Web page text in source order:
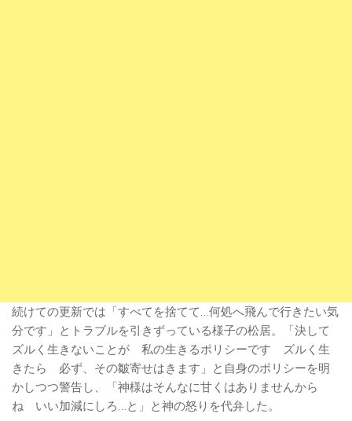
続けての更新では「すべてを捨てて…何処へ飛んで行きたい気
分です」とトラブルを引きずっている様子の松居。「決して
ズルく生きないことが 私の生きるポリシーです ズルく生
きたら 必ず、その皺寄せはきます」と自身のポリシーを明
かしつつ警告し、「神様はそんなに甘くはありませんから
ね いい加減にしろ…と」と神の怒りを代弁した。